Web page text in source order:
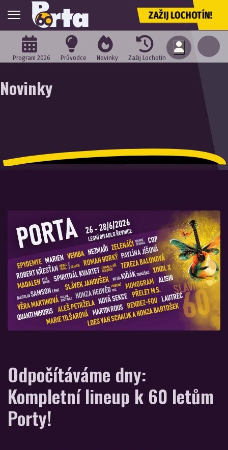
ZAŽIJ LOCHOTÍN!
Novinky
Program 2026 Průvodce Novinky Zažij Lochotín
Odpočítáváme dny:
Kompletní lineup k 60 letům
Porty!